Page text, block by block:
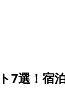
7選！宿